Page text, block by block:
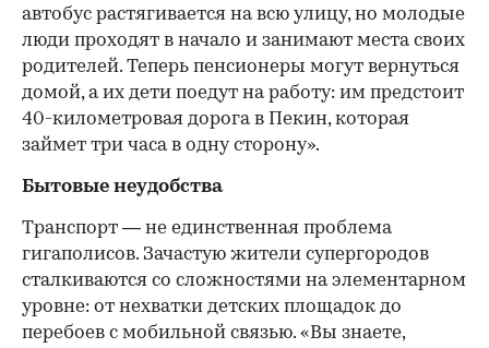
автобус растягивается на всю улицу, но молодые
люди проходят в начало и занимают места своих
родителей. Теперь пенсионеры могут вернуться
домой, а их дети поедут на работу: им предстоит
40-километровая дорога в Пекин, которая
займет три часа в одну сторону».
Бытовые неудобства
Транспорт — не единственная проблема
гигаполисов. Зачастую жители супергородов
сталкиваются со сложностями на элементарном
уровне: от нехватки детских площадок до
перебоев с мобильной связью. «Вы знаете,